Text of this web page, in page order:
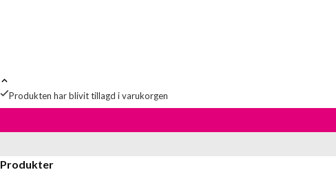
Produkten har blivit tillagd i varukorgen
Produkter